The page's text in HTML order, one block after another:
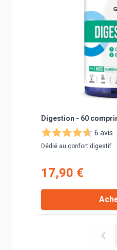
Digestion - 60
6 avis
Dédié au confort digestif
17,90 €